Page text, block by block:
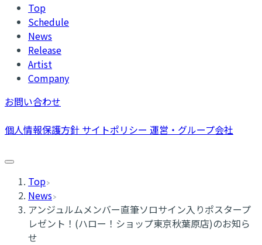
Top
Schedule
News
Release
Artist
Company
お問い合わせ
個人情報保護方針 サイトポリシー 運営・グループ会社
Top
News
アンジュルムメンバー直筆ソロサイン入りポスタープ
レゼント！(ハロー！ショップ東京秋葉原店)のお知ら
せ